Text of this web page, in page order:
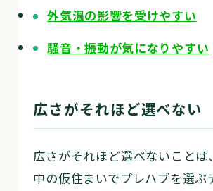
外気温の影響を受けやすい
騒音・振動が気になりやすい
広さがそれほど選べない
広さがそれほど選べないことは
中の仮住まいでプレハブを選ぶ